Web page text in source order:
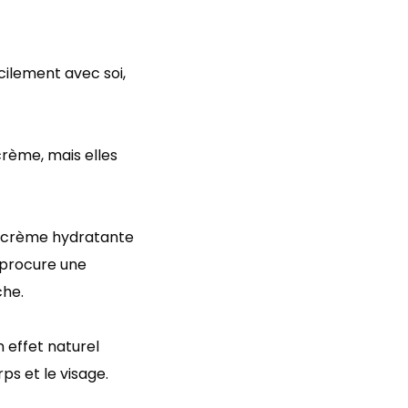
avec soi,
mais elles
crème hydratante
une
effet naturel
et le visage.